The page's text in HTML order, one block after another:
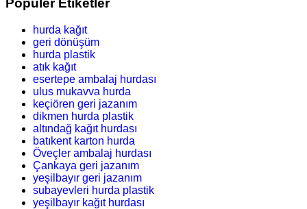
Popüler Etiketler
hurda kağıt
geri dönüşüm
hurda plastik
atık kağıt
esertepe ambalaj hurdası
ulus mukavva hurda
keçiören geri jazanım
dikmen hurda plastik
altındağ kağıt hurdası
batıkent karton hurda
Öveçler ambalaj hurdası
Çankaya geri jazanım
yeşilbayır geri jazanım
subayevleri hurda plastik
yeşilbayır kağıt hurdası